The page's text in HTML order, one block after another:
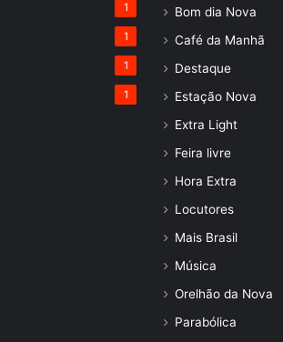
1
1
1
1
Bom dia Nova
Café da Manhã
Destaque
Estação Nova
Extra Light
Feira livre
Hora Extra
Locutores
Mais Brasil
Música
Orelhão da Nova
Parabólica